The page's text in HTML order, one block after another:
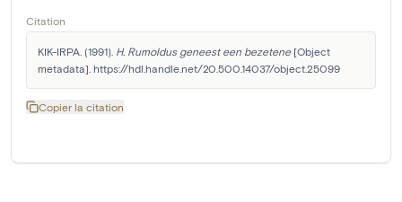
Citation
KIK-IRPA. (1991). H. Rumoldus geneest een bezetene [Object
metadata]. https://hdl.handle.net/20.500.14037/object.25099
Copier la citation